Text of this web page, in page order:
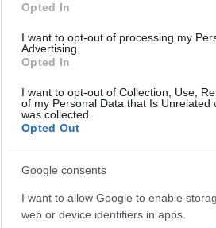
Opted In
I want to opt-out of processing my
Advertising.
Opted In
I want to opt-out of Collection, Use,
of my Personal Data that Is Unrelated
was collected.
Opted Out
Google consents
I want to allow Google to enable
web or device identifiers in apps.